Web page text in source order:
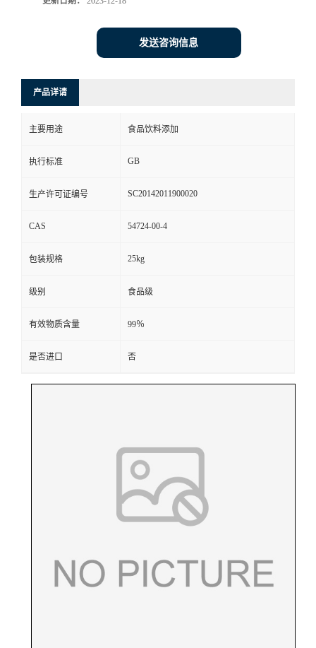
发送咨询信息
产品详请
主要用途 食品饮料添加
执行标准 GB
生产许可证编号 SC20142011900020
CAS 54724-00-4
包装规格 25kg
级别 食品级
有效物质含量 99％
是否进口 否